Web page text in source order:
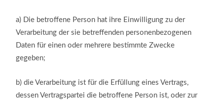
a) Die betroffene Person hat ihre Einwilligung zu der
Verarbeitung der sie betreffenden personenbezogenen
Daten für einen oder mehrere bestimmte Zwecke
gegeben;
b) die Verarbeitung ist für die Erfüllung eines Vertrags,
dessen Vertragspartei die betroffene Person ist, oder zur